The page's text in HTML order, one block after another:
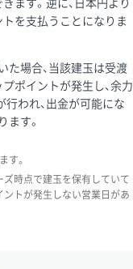
ます。逆に、日本円より
を支払うことになりま
た場合、当該建玉は受渡
ポイントが発生し、余力
われ、出金が可能にな
ます。
す。
ズ時点で建玉を保有していて
ントが発生しない営業日があ